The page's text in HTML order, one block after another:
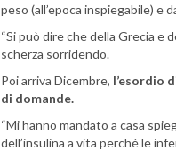
peso (all’epoca inspiegabile) e
“Si può dire che della Grecia e
scherza sorridendo.
Poi arriva Dicembre, l’esordio
di domande.
“Mi hanno mandato a casa
dell’insulina a vita perché le